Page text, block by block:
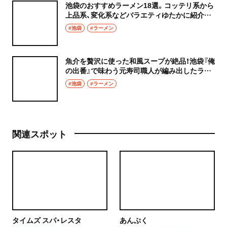
池袋のおすすめラーメン18選。コッテリ系から
上品系、変化系などバラエティゆたかに紹介し
ます！
#池袋 #ラーメン
魚介を贅沢に使った和風スープが絶品！池袋『俺
の出番』で味わう元寿司職人が編み出したラー
メン。
#池袋 #ラーメン
関連スポット
タイムズ スパ・レスタ あんぷく